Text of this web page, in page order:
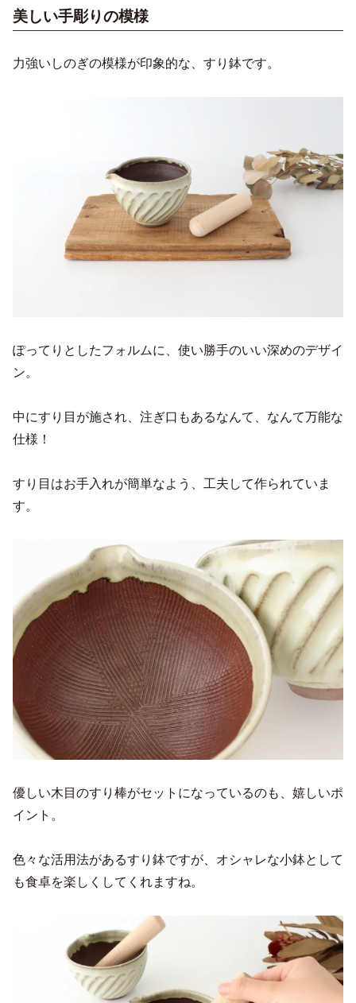
美しい手彫りの模様
力強いしのぎの模様が印象的な、すり鉢です。
ぽってりとしたフォルムに、使い勝手のいい深めのデザイ
ン。
中にすり目が施され、注ぎ口もあるなんて、なんて万能な
仕様！
すり目はお手入れが簡単なよう、工夫して作られていま
す。
優しい木目のすり棒がセットになっているのも、嬉しいポ
イント。
色々な活用法があるすり鉢ですが、オシャレな小鉢として
も食卓を楽しくしてくれますね。